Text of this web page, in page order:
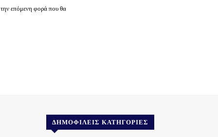
επόμενη φορά που θα
ΔΗΜΟΦΙΛΕΊΣ ΚΑΤΗΓΟΡΊΕΣ